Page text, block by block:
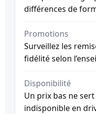
différences de
Promotions
Surveillez les
fidélité selon
Disponibilité
Un prix bas ne
indisponible en